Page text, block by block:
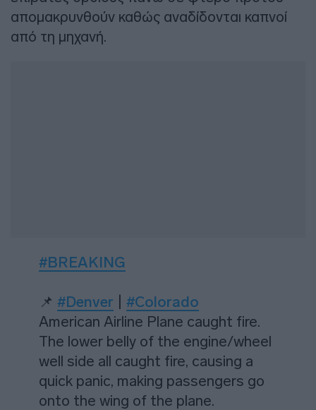
απομακρυνθούν καθώς αναδίδονται καπνοί
από τη μηχανή.
#BREAKING
📌 #Denver
#Colorado
American Airline Plane caught fire.
The lower belly of the engine/wheel
well side all caught fire, causing a
quick panic, making passengers go
onto the wing of the plane.